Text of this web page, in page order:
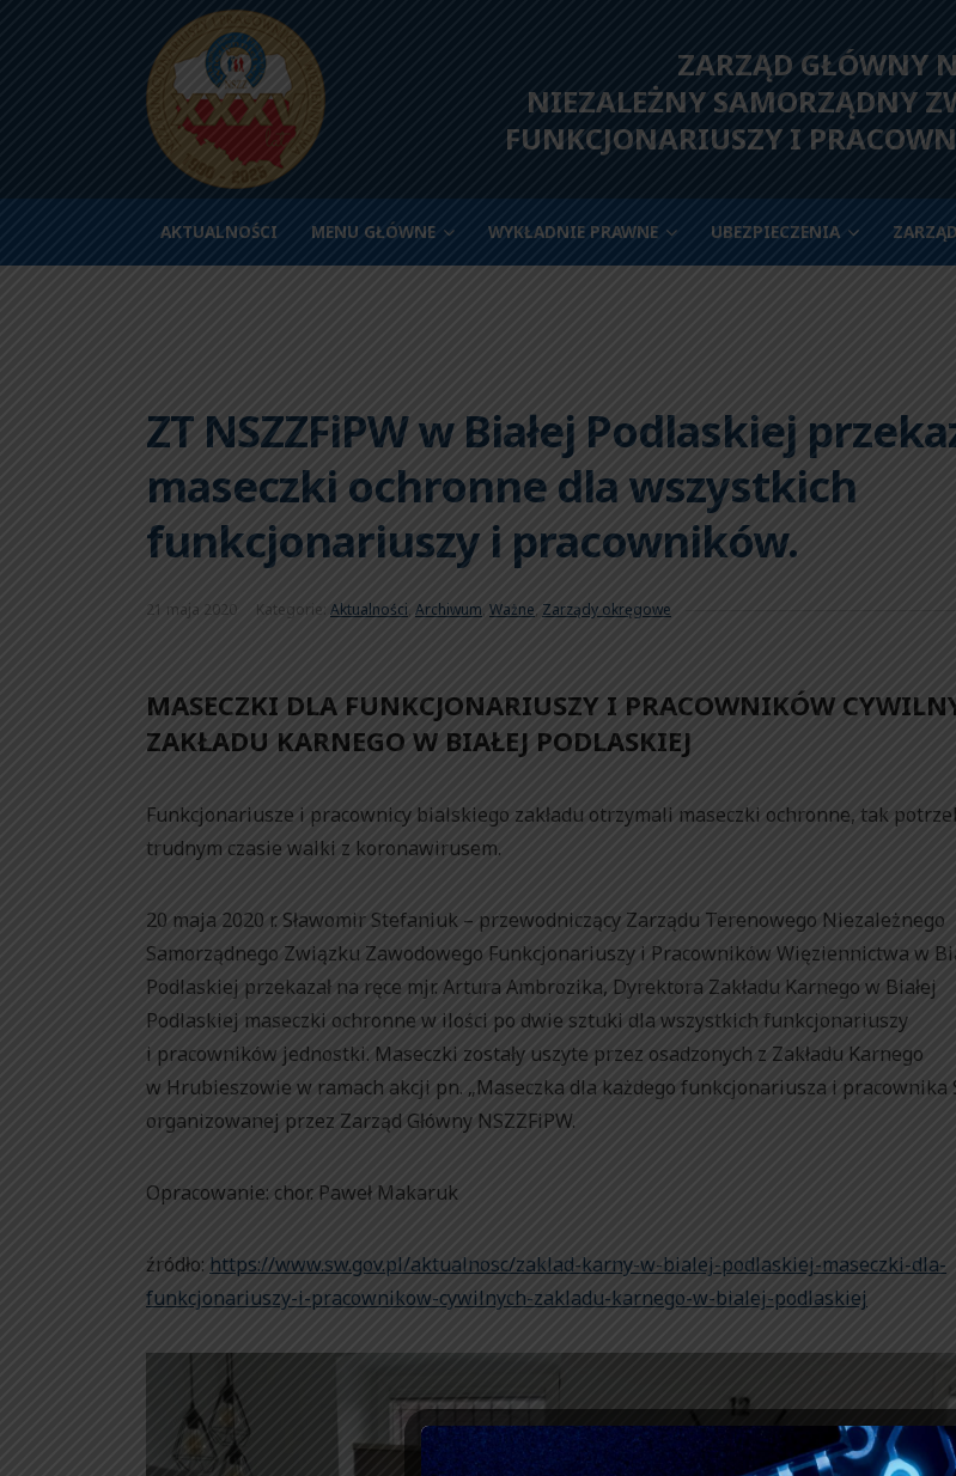
ZARZĄD GŁÓWNY
NIEZALEŻNY SAMORZĄDNY
FUNKCJONARIUSZY I
AKTUALNOŚCI MENU GŁÓWNE WYKŁADNIE PRAWNE UBEZPIECZENIA
ZT NSZZFiPW w Białej Podlaskiej
maseczki ochronne dla wszystkich
funkcjonariuszy i pracowników.
21 maja 2020 Kategorie: Aktualności, Archiwum, Ważne, Zarządy okręgowe
MASECZKI DLA FUNKCJONARIUSZY I PRACOWNIKÓW
ZAKŁADU KARNEGO W BIAŁEJ PODLASKIEJ
Funkcjonariusze i pracownicy bialskiego zakładu otrzymali maseczki ochronne, tak
trudnym czasie walki z koronawirusem.
20 maja 2020 r. Sławomir Stefaniuk – przewodniczący Zarządu Terenowego Niezależnego
Samorządnego Związku Zawodowego Funkcjonariuszy i Pracowników Więziennictwa w
Podlaskiej przekazał na ręce mjr. Artura Ambrozika, Dyrektora Zakładu Karnego w Białej
Podlaskiej maseczki ochronne w ilości po dwie sztuki dla wszystkich funkcjonariuszy
i pracowników jednostki. Maseczki zostały uszyte przez osadzonych z Zakładu Karnego
w Hrubieszowie w ramach akcji pn. „Maseczka dla każdego funkcjonariusza i pracownika
organizowanej przez Zarząd Główny NSZZFiPW.
Opracowanie: chor. Paweł Makaruk
źródło: https://www.sw.gov.pl/aktualnosc/zaklad-karny-w-bialej-podlaskiej-maseczki-dla-
funkcjonariuszy-i-pracownikow-cywilnych-zakladu-karnego-w-bialej-podlaskiej